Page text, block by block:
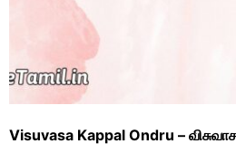
Visuvasa Kappal Ondru –